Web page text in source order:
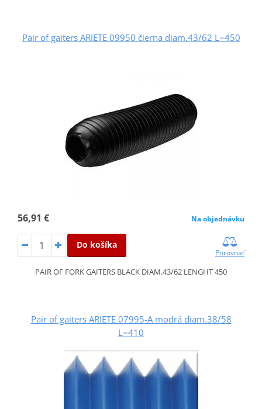
Pair of gaiters ARIETE 09950 čierna diam.43/62 L=450
56,91 € Na objednávku
Do košíka
Porovnať
PAIR OF FORK GAITERS BLACK DIAM.43/62 LENGHT 450
Pair of gaiters ARIETE 07995-A modrá diam.38/58
L=410